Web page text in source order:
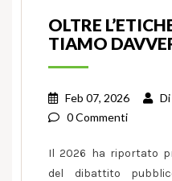
OLTRE
TIAMO
Feb 07, 2026 Di
0 Commenti
Il 2026 ha riportato
del dibattito